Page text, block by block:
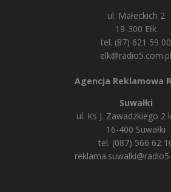
ul. Małeckich 2
19-300 Ełk
tel. (87) 621 59 00
elk@radio5.com.pl
Agencja Reklamowa
Suwałki
ul. Ks J. Zawadzkiego 2
16-400 Suwałki
tel. (087) 566 62